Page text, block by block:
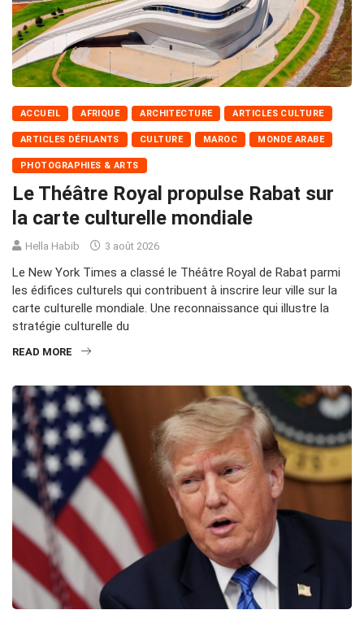
ACCUEIL AFRIQUE ARCHITECTURE ARTICLES CULTURE
ARTICLES DÉFILANTS CULTURE MAROC MONDE ARABE
PHOTOGRAPHIES & ARTS
Le Théâtre Royal propulse Rabat sur
la carte culturelle mondiale
Hella Habib 3 août 2026
Le New York Times a classé le Théâtre Royal de Rabat parmi
les édifices culturels qui contribuent à inscrire leur ville sur la
carte culturelle mondiale. Une reconnaissance qui illustre la
stratégie culturelle du
READ MORE